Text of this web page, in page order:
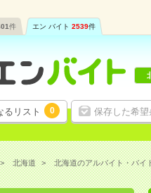
件 エン バイト 2539件
るリスト 0 保存した希望
北海道 北海道のアルバイト・バイ